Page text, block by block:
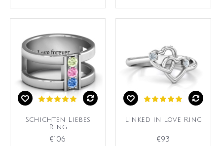
Schichten Liebes
Ring
€106
Linked in Love Ring
€93